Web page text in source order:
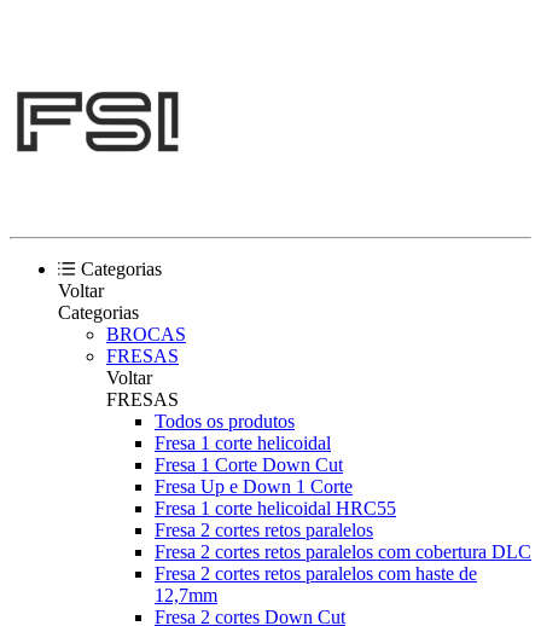
Categorias
Voltar
Categorias
BROCAS
FRESAS
Voltar
FRESAS
Todos os produtos
Fresa 1 corte helicoidal
Fresa 1 Corte Down Cut
Fresa Up e Down 1 Corte
Fresa 1 corte helicoidal HRC55
Fresa 2 cortes retos paralelos
Fresa 2 cortes retos paralelos com cobertura DLC
Fresa 2 cortes retos paralelos com haste de
12,7mm
Fresa 2 cortes Down Cut